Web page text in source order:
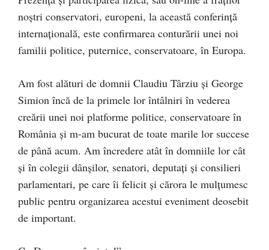
noștri conservatori, europeni, la această conferință
internațională, este confirmarea conturării unei noi
familii politice, puternice, conservatoare, în Europa.
Am fost alături de domnii Claudiu Târziu și George
Simion încă de la primele lor întâlniri în vederea
creării unei noi platforme politice, conservatoare în
România și m-am bucurat de toate marile lor succese
de până acum. Am încredere atât în domniile lor cât
și în colegii dânșilor, senatori, deputați și consilieri
parlamentari, pe care îi felicit și cărora le mulțumesc
public pentru organizarea acestui eveniment deosebit
de important.